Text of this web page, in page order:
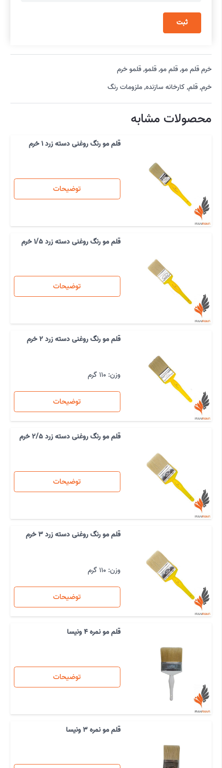
خرم قلم مو,قلم مو,قلمو,قلمو خرم
خرم,قلم, کارخانه سازنده,ملزومات رنگ
محصولات مشابه
قلم مو رنگ روغنی دسته زرد 1 خرم
توضیحات
قلم مو رنگ روغنی دسته زرد 1/5 خرم
توضیحات
قلم مو رنگ روغنی دسته زرد 2 خرم
وزن: 110 گرم
توضیحات
قلم مو رنگ روغنی دسته زرد 2/5 خرم
توضیحات
قلم مو رنگ روغنی دسته زرد 3 خرم
وزن: 110 گرم
توضیحات
قلم مو نمره 4 ونیسا
توضیحات
قلم مو نمره 3 ونیسا